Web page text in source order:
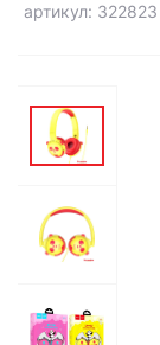
артикул: 322823